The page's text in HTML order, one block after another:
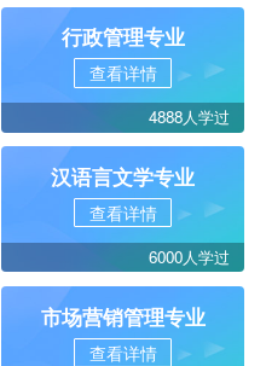
行政管理专业
查看详情
4888人学过
汉语言文学专业
查看详情
6000人学过
市场营销管理专业
查看详情